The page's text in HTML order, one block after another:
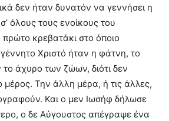
δεν ήταν δυνατόν να γεννήσει η
όλους τους ενοίκους του
πρώτο κρεβατάκι στο όποιο
Χριστό ήταν η φάτνη, το
άχυρο των ζώων, διότι δεν
Την άλλη μέρα, ή τις άλλες,
Και ο μεν Ιωσήφ δήλωσε
ο δε Αύγουστος απέγραψε ένα